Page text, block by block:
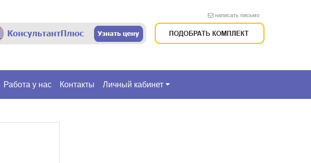
написать письмо
Работа у нас Контакты Личный кабинет